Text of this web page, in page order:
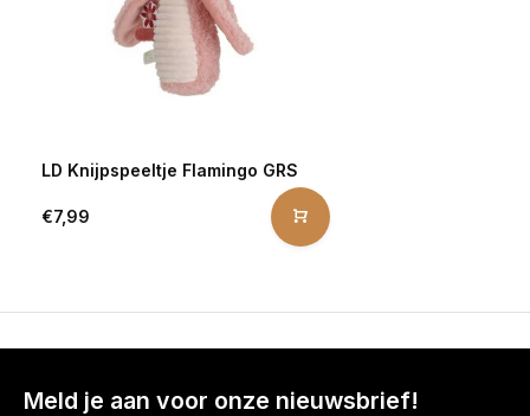
LD Knijpspeeltje Flamingo GRS
€7,99
Meld je aan voor onze nieuwsbrief!